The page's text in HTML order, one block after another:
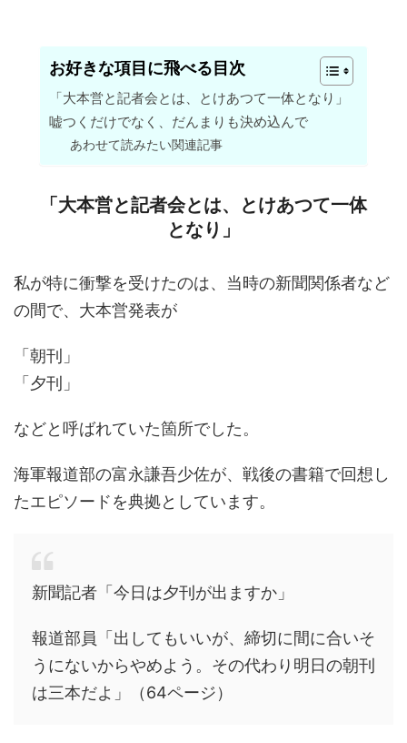
お好きな項目に飛べる目次
「大本営と記者会とは、とけあつて一体となり」
嘘つくだけでなく、だんまりも決め込んで
あわせて読みたい関連記事
「大本営と記者会とは、とけあつて一体
となり」
私が特に衝撃を受けたのは、当時の新聞関係者など
の間で、大本営発表が
「朝刊」
「夕刊」
などと呼ばれていた箇所でした。
海軍報道部の富永謙吾少佐が、戦後の書籍で回想し
たエピソードを典拠としています。
新聞記者「今日は夕刊が出ますか」
報道部員「出してもいいが、締切に間に合いそ
うにないからやめよう。その代わり明日の朝刊
は三本だよ」（64ページ）